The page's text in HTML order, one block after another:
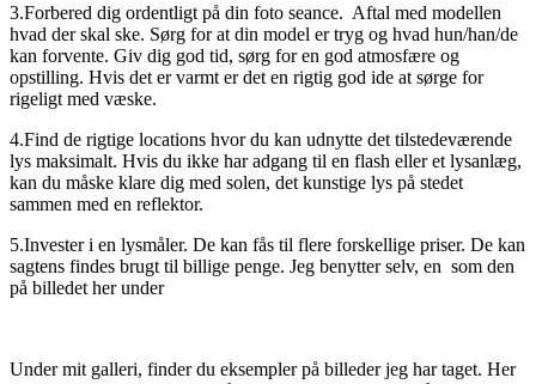
3.Forbered dig ordentligt på din foto seance. Aftal med modellen
hvad der skal ske. Sørg for at din model er tryg og hvad hun/han/de
kan forvente. Giv dig god tid, sørg for en god atmosfære og
opstilling. Hvis det er varmt er det en rigtig god ide at sørge for
rigeligt med væske.
4.Find de rigtige locations hvor du kan udnytte det tilstedeværende
lys maksimalt. Hvis du ikke har adgang til en flash eller et lysanlæg,
kan du måske klare dig med solen, det kunstige lys på stedet
sammen med en reflektor.
5.Invester i en lysmåler. De kan fås til flere forskellige priser. De kan
sagtens findes brugt til billige penge. Jeg benytter selv, en som den
på billedet her under
Under mit galleri, finder du eksempler på billeder jeg har taget. Her